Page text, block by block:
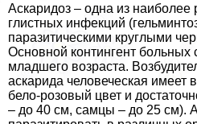
Аскаридоз – одна из наиболее
глистных инфекций
паразитическими круглыми
Основной контингент больных
младшего возраста.
аскарида человеческая имеет
бело-розовый цвет и
– до 40 см, самцы – до 25 см).